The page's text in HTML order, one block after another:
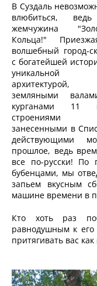
В Суздаль
влюбиться,
жемчужина
Кольца!"
волшебный город-
с богатейшей
уникальной
земляными
курганами 11
строениями
занесенными в
действующими
прошлое, ведь
все по-русски! По
бубенцами, мы
запьем вкусным
машине времени в
Кто хоть раз
равнодушным к его
притягивать вас